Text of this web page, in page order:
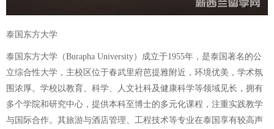
泰国东方大学
泰国东方大学（Burapha University）成立于1955年，是泰国著名的公
立综合性大学，主校区位于春武里府芭提雅附近，环境优美，学术氛
围浓厚。学校以教育、科学、人文社科及健康科学等领域见长，拥有
多个学院和研究中心，提供本科至博士的多元化课程，注重实践教学
与国际合作。其旅游与酒店管理、工程技术等专业在泰国享有较高声